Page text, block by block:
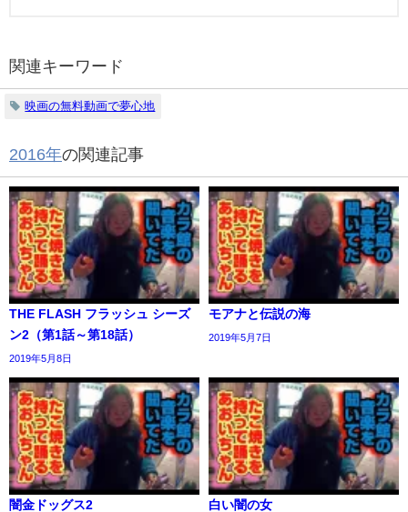
関連キーワード
映画の無料動画で夢心地
2016年の関連記事
THE FLASH フラッシュ シーズ
ン2（第1話～第18話）
2019年5月8日
モアナと伝説の海
2019年5月7日
闇金ドッグス2 白い闇の女